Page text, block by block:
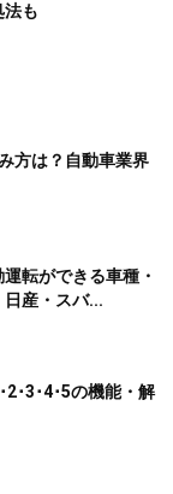
法も
方は？自動車業界
転ができる車種・
産・スバ...
2･3･4･5の機能・解